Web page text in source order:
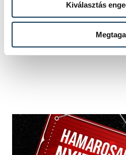
Kiválasztás
Szabó
Eszter